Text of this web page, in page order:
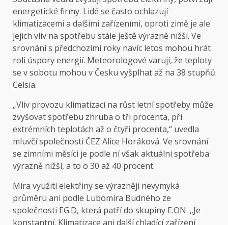
energetické firmy. Lidé se často ochlazují
klimatizacemi a dalšími zařízeními, oproti zimě je ale
jejich vliv na spotřebu stále ještě výrazně nižší. Ve
srovnání s předchozími roky navíc letos mohou hrát
roli úspory energií. Meteorologové varují, že teploty
se v sobotu mohou v Česku vyšplhat až na 38 stupňů
Celsia.
„Vliv provozu klimatizací na růst letní spotřeby může
zvyšovat spotřebu zhruba o tři procenta, při
extrémních teplotách až o čtyři procenta,“ uvedla
mluvčí společnosti ČEZ Alice Horáková. Ve srovnání
se zimními měsíci je podle ní však aktuální spotřeba
výrazně nižší, a to o 30 až 40 procent.
Míra využití elektřiny se výrazněji nevymyká
průměru ani podle Lubomíra Budného ze
společnosti EG.D, která patří do skupiny E.ON. „Je
konstantní. Klimatizace ani další chladící zařízení